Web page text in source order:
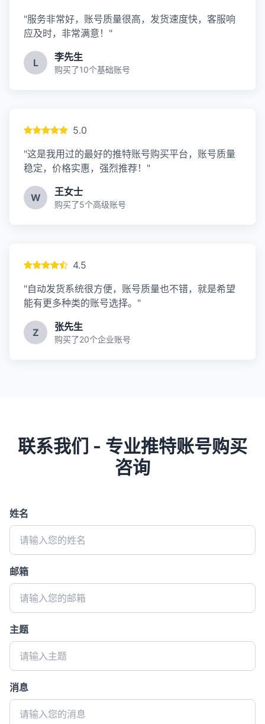
"服务非常好，账号质量很高，发货速度快，客服响
应及时，非常满意！"
L 李先生
购买了10个基础账号
5.0
"这是我用过的最好的推特账号购买平台，账号质量
稳定，价格实惠，强烈推荐！"
W 王女士
购买了5个高级账号
4.5
"自动发货系统很方便，账号质量也不错，就是希望
能有更多种类的账号选择。"
Z 张先生
购买了20个企业账号
联系我们 - 专业推特账号购买
咨询
姓名
邮箱
主题
消息